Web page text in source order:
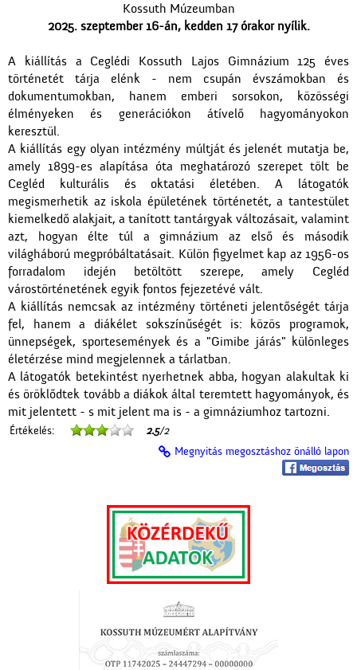
Kossuth Múzeumban
2025. szeptember 16-án, kedden 17 órakor nyílik.
A kiállítás a Ceglédi Kossuth Lajos Gimnázium 125 éves
történetét tárja elénk - nem csupán évszámokban és
dokumentumokban, hanem emberi sorsokon, közösségi
élményeken és generációkon átívelő hagyományokon
keresztül.
A kiállítás egy olyan intézmény múltját és jelenét mutatja be,
amely 1899-es alapítása óta meghatározó szerepet tölt be
Cegléd kulturális és oktatási életében. A látogatók
megismerhetik az iskola épületének történetét, a tantestület
kiemelkedő alakjait, a tanított tantárgyak változásait, valamint
azt, hogyan élte túl a gimnázium az első és második
világháború megpróbáltatásait. Külön figyelmet kap az 1956-os
forradalom idején betöltött szerepe, amely Cegléd
várostörténetének egyik fontos fejezetévé vált.
A kiállítás nemcsak az intézmény történeti jelentőségét tárja
fel, hanem a diákélet sokszínűségét is: közös programok,
ünnepségek, sportesemények és a "Gimibe járás" különleges
életérzése mind megjelennek a tárlatban.
A látogatók betekintést nyerhetnek abba, hogyan alakultak ki
és öröklődtek tovább a diákok által teremtett hagyományok, és
mit jelentett - s mit jelent ma is - a gimnáziumhoz tartozni.
Értékelés: 2.5/2
Megnyitás megosztáshoz önálló lapon